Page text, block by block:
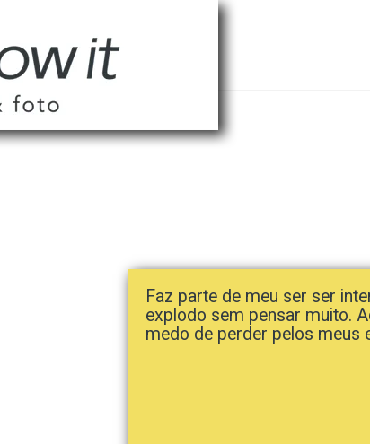
Faz parte de meu ser ser
explodo sem pensar muito.
medo de perder pelos meus